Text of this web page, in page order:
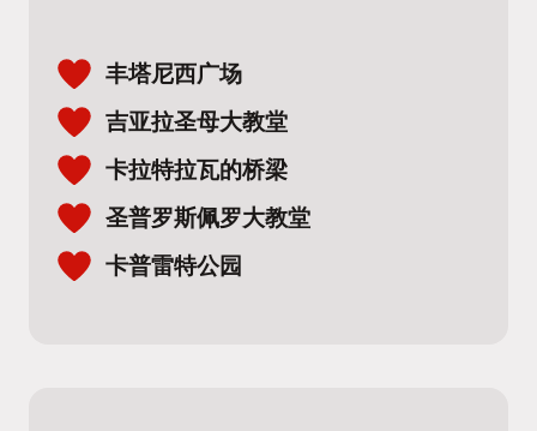
丰塔尼西广场
吉亚拉圣母大教堂
卡拉特拉瓦的桥梁
圣普罗斯佩罗大教堂
卡普雷特公园